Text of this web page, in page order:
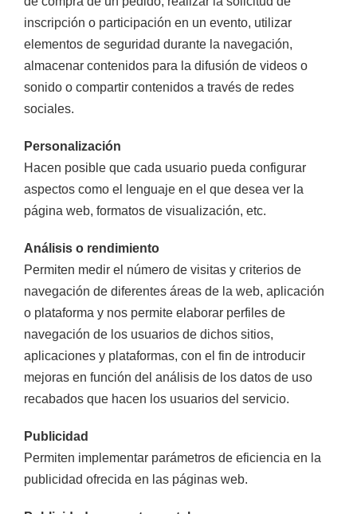
inscripción o participación en un evento, utilizar
elementos de seguridad durante la navegación,
almacenar contenidos para la difusión de videos o
sonido o compartir contenidos a través de redes
sociales.
Personalización
Hacen posible que cada usuario pueda configurar
aspectos como el lenguaje en el que desea ver la
página web, formatos de visualización, etc.
Análisis o rendimiento
Permiten medir el número de visitas y criterios de
navegación de diferentes áreas de la web, aplicación
o plataforma y nos permite elaborar perfiles de
navegación de los usuarios de dichos sitios,
aplicaciones y plataformas, con el fin de introducir
mejoras en función del análisis de los datos de uso
recabados que hacen los usuarios del servicio.
Publicidad
Permiten implementar parámetros de eficiencia en la
publicidad ofrecida en las páginas web.